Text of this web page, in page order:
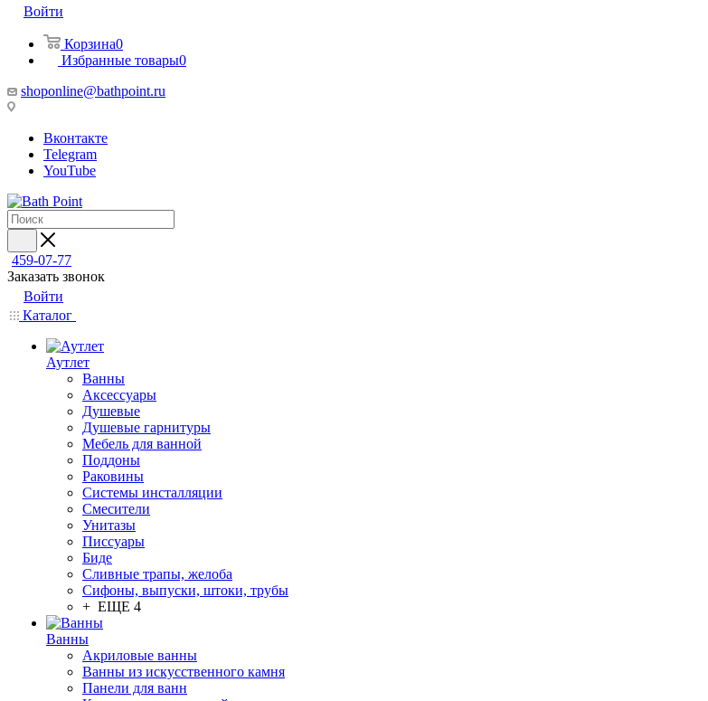
Войти
Корзина0
Избранные товары0
shoponline@bathpoint.ru
Вконтакте
Telegram
YouTube
459-07-77
Заказать звонок
Войти
Каталог
Аутлет
Ванны
Аксессуары
Душевые
Душевые гарнитуры
Мебель для ванной
Поддоны
Раковины
Системы инсталляции
Смесители
Унитазы
Писсуары
Биде
Сливные трапы, желоба
Сифоны, выпуски, штоки, трубы
+ ЕЩЕ 4
Ванны
Акриловые ванны
Ванны из искусственного камня
Панели для ванн